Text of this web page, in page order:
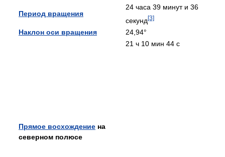
Период вращения
24 часа 39 минут и 36
секунд[3]
Наклон оси вращения 24,94°
Прямое восхождение на
северном полюсе
21 ч 10 мин 44 с